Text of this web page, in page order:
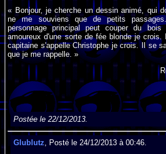
« Bonjour, je cherche un dessin animé, qui
ne me souviens que de petits
personnage principal peut couper du
amoureux d'une sorte de fée blonde je
capitaine s'appelle Christophe je crois. Il se
que je me rappelle. »
Postée le 22/12/2013.
Glublutz, Posté le 24/12/2013 à 00:46.